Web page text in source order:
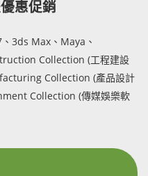
惠促銷
3ds Max、Maya、
Collection (工程建設
Collection (產品設計
Collection (傳媒娛樂軟